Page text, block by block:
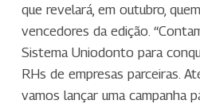
que revelará, em outubro,
vencedores da edição.
Sistema Uniodonto para
RHs de empresas parceiras.
vamos lançar uma campanha